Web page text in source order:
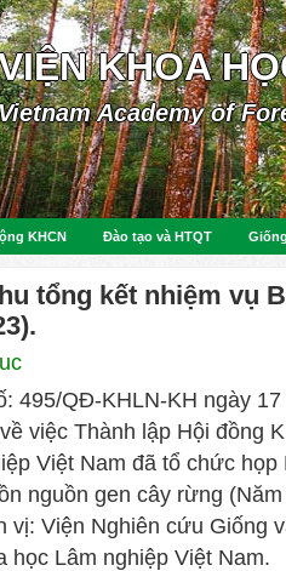
KHOA
Academy of
KHCN Đào tạo và HTQT
tổng kết nhiệm vụ
495/QĐ-KHLN-KH ngày
việc Thành lập Hội đồng
Việt Nam đã tổ chức họp
nguồn gen cây rừng
Viện Nghiên cứu Giống
học Lâm nghiệp Việt Nam.